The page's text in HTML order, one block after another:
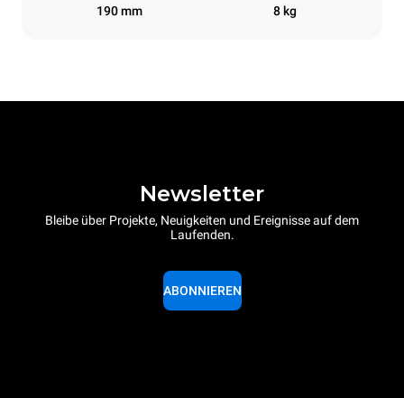
190 mm 8 kg
Newsletter
Bleibe über Projekte, Neuigkeiten und Ereignisse auf dem
Laufenden.
ABONNIEREN